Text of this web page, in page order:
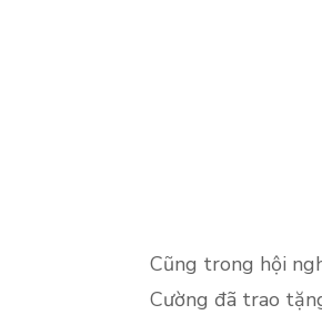
Cũng trong hội
Cường đã trao